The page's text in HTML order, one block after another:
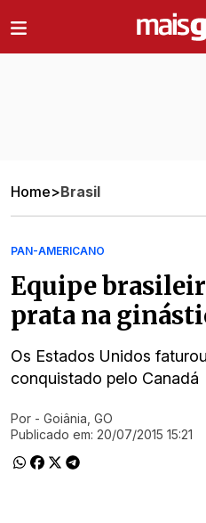
Home>Brasil
PAN-AMERICANO
Equipe
prata na
Os Estados Unidos
conquistado pelo Canadá
Ir direto pra matéria
Por - Goiânia, GO
Publicado em: 20/07/2015 15:21